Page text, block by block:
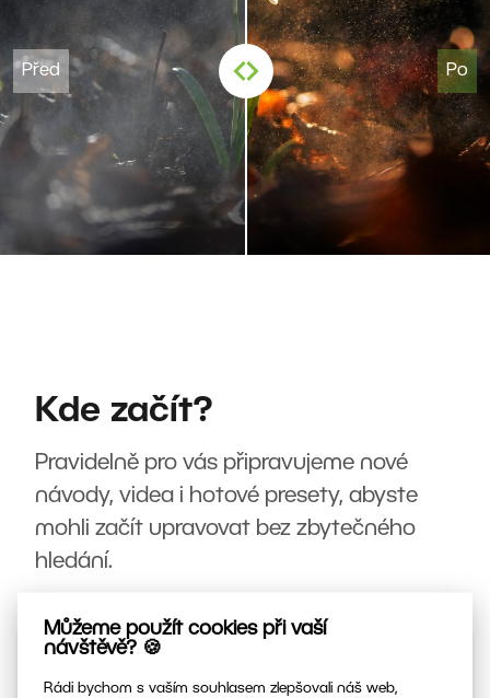
Můžeme použít cookies při vaší
návštěvě? 🍪
Rádi bychom s vaším souhlasem zlepšovali náš web,
Kde začít?
Pravidelně pro vás připravujeme nové
návody, videa i hotové presety, abyste
mohli začít upravovat bez zbytečného
hledání.